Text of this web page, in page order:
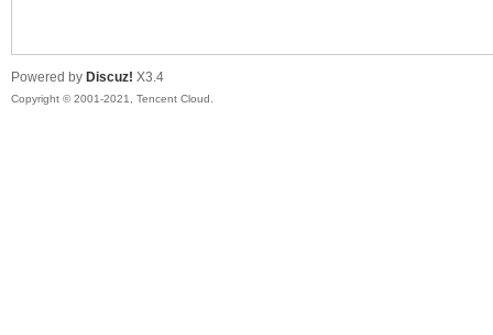
Powered by Discuz! X3.4
Copyright © 2001-2021, Tencent Cloud.